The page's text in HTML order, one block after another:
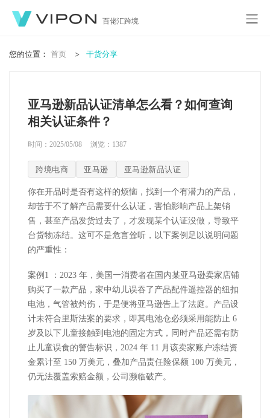
百佬汇跨境
您的位置： 首页 干货分享
亚马逊新品认证清单怎么看？如何查询
相关认证条件？
时间：2025/05/08 浏览： 1387
跨境电商 亚马逊 亚马逊新品认证
你在开品时是否有这样的烦恼，找到一个有潜力的产品，
却苦于不了解产品需要什么认证，害怕影响产品上架销
售，甚至产品发货过去了，才发现某个认证没做，导致平
台货物冻结。这可不是危言耸听，以下案例足以说明问题
的严重性：
案例1 ：2023 年，美国一消费者在国内某亚马逊卖家店铺
购买了一款产品，家中幼儿误吞了产品配件遥控器的纽扣
电池，气管被灼伤，于是便将亚马逊告上了法庭。产品设
计未符合里斯法案的要求，即其电池仓必须采用能防止 6
岁及以下儿童接触到电池的固定方式，同时产品还需有防
止儿童误食的警告标识，2024 年 11 月该卖家账户冻结资
金累计至 150 万美元，叠加产品责任险保额 100 万美元，
仍无法覆盖索赔金额，公司濒临破产。